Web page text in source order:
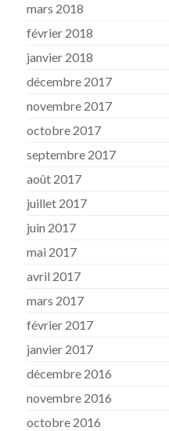
mars 2018
février 2018
janvier 2018
décembre 2017
novembre 2017
octobre 2017
septembre 2017
août 2017
juillet 2017
juin 2017
mai 2017
avril 2017
mars 2017
février 2017
janvier 2017
décembre 2016
novembre 2016
octobre 2016